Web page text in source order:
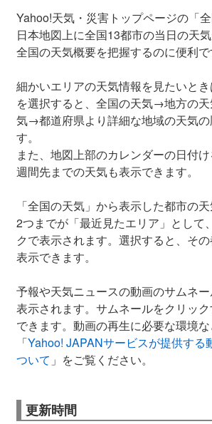
ー
ド
を
力
）
Yahoo!天気・災害トップページの「全
日本地図上に全国13都市の当日の天気
全国の天気概要を把握するのに便利で
細かいエリアの天気情報を見たいと
を選択すると、全国の天気→地方の
気→都道府県より詳細な地域の天気の
す。
また、地図上部のカレンダーの日付
週間先までの天気も表示できます。
「全国の天気」から表示した都市の
2つまでが「最近見たエリア」として
クで表示されます。選択すると、そ
表示できます。
予報や天気ニュースの動画のサムネ
表示されます。サムネールをクリッ
できます。動画の再生に必要な環境
「Yahoo! JAPANサービスが提供する
ついて 」をご覧ください。
更新時間